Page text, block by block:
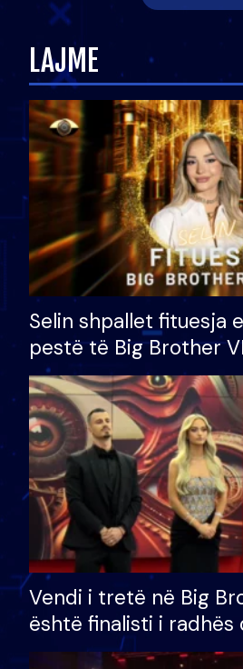
LAJME
Selin shpallet fituesja
pestë të Big Brother
çmimin e madh prej
Vendi i tretë në Big
është finalisti i radhës